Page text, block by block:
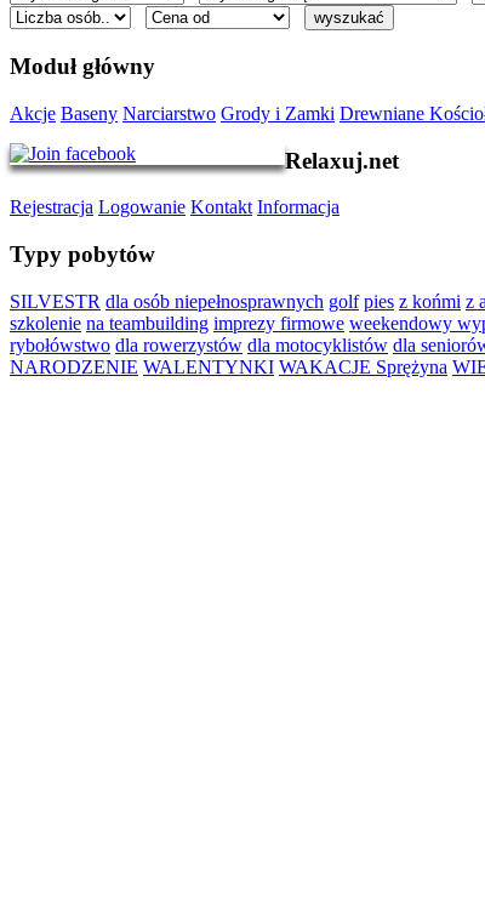
Moduł główny
Akcje Baseny Narciarstwo Grody i Zamki Drewniane
Relaxuj.net
Rejestracja Logowanie Kontakt Informacja
Typy pobytów
SILVESTR dla osób niepełnosprawnych golf pies z końmi z
szkolenie na teambuilding imprezy firmowe weekendowy
rybołówstwo dla rowerzystów dla motocyklistów dla
NARODZENIE WALENTYNKI WAKACJE Sprężyna